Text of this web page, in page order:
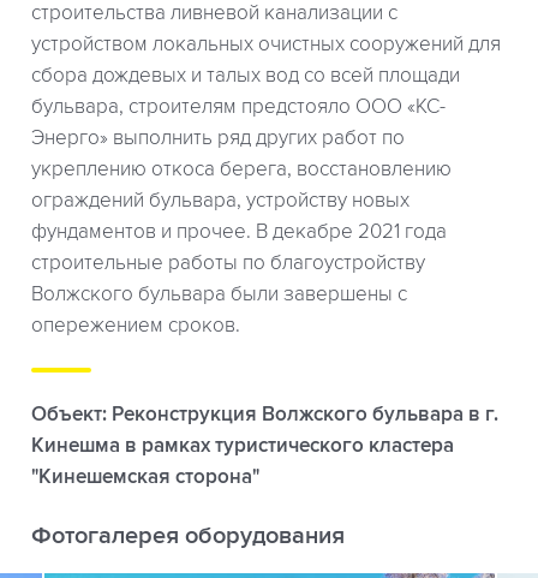
строительства ливневой канализации с
устройством локальных очистных сооружений для
сбора дождевых и талых вод со всей площади
бульвара, строителям предстояло ООО «КС-
Энерго» выполнить ряд других работ по
укреплению откоса берега, восстановлению
ограждений бульвара, устройству новых
фундаментов и прочее. В декабре 2021 года
строительные работы по благоустройству
Волжского бульвара были завершены с
опережением сроков.
Объект: Реконструкция Волжского бульвара в г.
Кинешма в рамках туристического кластера
"Кинешемская сторона"
Фотогалерея оборудования